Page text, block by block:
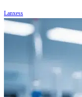
Lanxess